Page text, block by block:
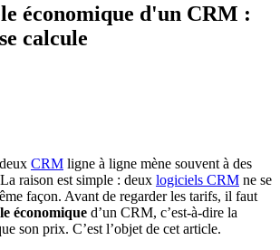
économique d'un CRM :
calcule
CRM ligne à ligne mène souvent à des
raison est simple : deux logiciels CRM ne se
façon. Avant de regarder les tarifs, il faut
économique d’un CRM, c’est-à-dire la
son prix. C’est l’objet de cet article.